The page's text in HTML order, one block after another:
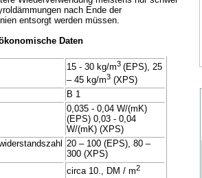
nach Ende der
entsorgt werden müssen.
Daten
15 - 30 kg/m3 (EPS), 25
– 45 kg/m3 (XPS)
B 1
0,035 - 0,04 W/(mK)
(EPS) 0,03 - 0,04
W/(mK) (XPS)
20 – 100 (EPS), 80 –
300 (XPS)
circa 10., DM / m2